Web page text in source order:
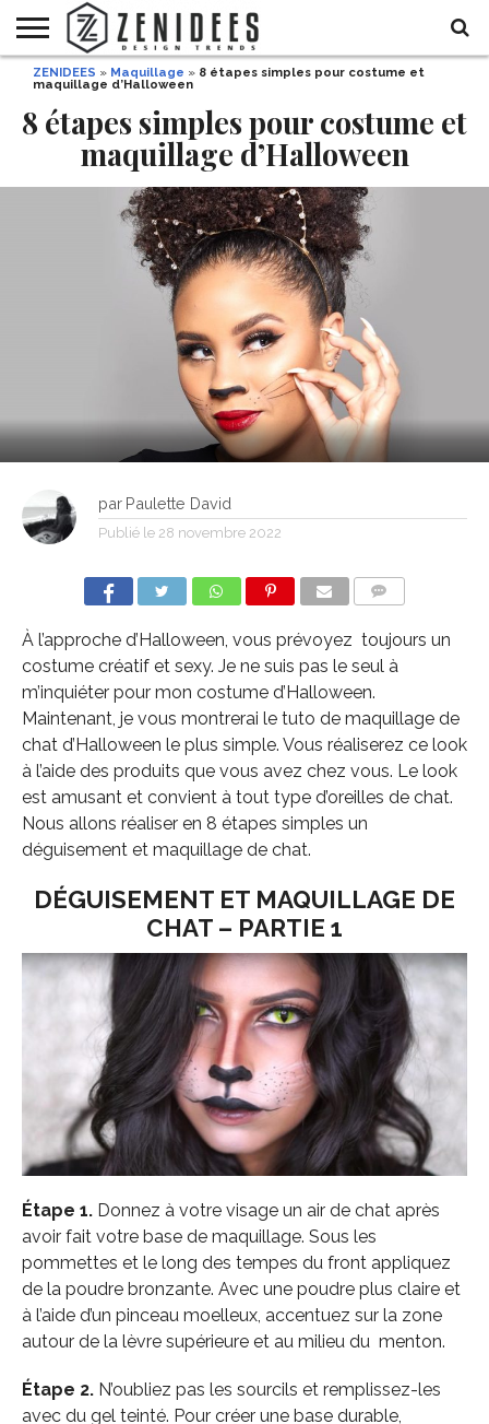
HOME
MAISON
DÉCO
JARDIN
DÉCO
DE
FÊTE
MODE
ET
BEAUTÉ
RECETTES
DIY
HALLOWEEN
ZENIDEES » Maquillage » 8 étapes simples pour costume et
maquillage d’Halloween
8 étapes simples pour costume et
maquillage d’Halloween
par Paulette David
Publié le 28 novembre 2022
À l’approche d’Halloween, vous prévoyez toujours un
costume créatif et sexy. Je ne suis pas le seul à
m’inquiéter pour mon costume d’Halloween.
Maintenant, je vous montrerai le tuto de maquillage de
chat d’Halloween le plus simple. Vous réaliserez ce look
à l’aide des produits que vous avez chez vous. Le look
est amusant et convient à tout type d’oreilles de chat.
Nous allons réaliser en 8 étapes simples un
déguisement et maquillage de chat.
DÉGUISEMENT ET MAQUILLAGE DE
CHAT – PARTIE 1
Étape 1.Donnez à votre visage un air de chat après
avoir fait votre base de maquillage. Sous les
pommettes et le long des tempes du front appliquez
de la poudre bronzante. Avec une poudre plus claire et
à l’aide d’un pinceau moelleux, accentuez sur la zone
autour de la lèvre supérieure et au milieu du menton.
Étape 2.N’oubliez pas les sourcils et remplissez-les
avec du gel teinté. Pour créer une base durable,